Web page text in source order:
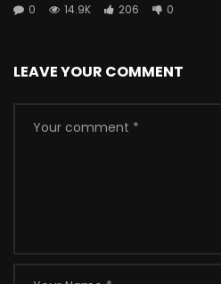
0
14.9K 206 0
LEAVE YOUR COMMENT